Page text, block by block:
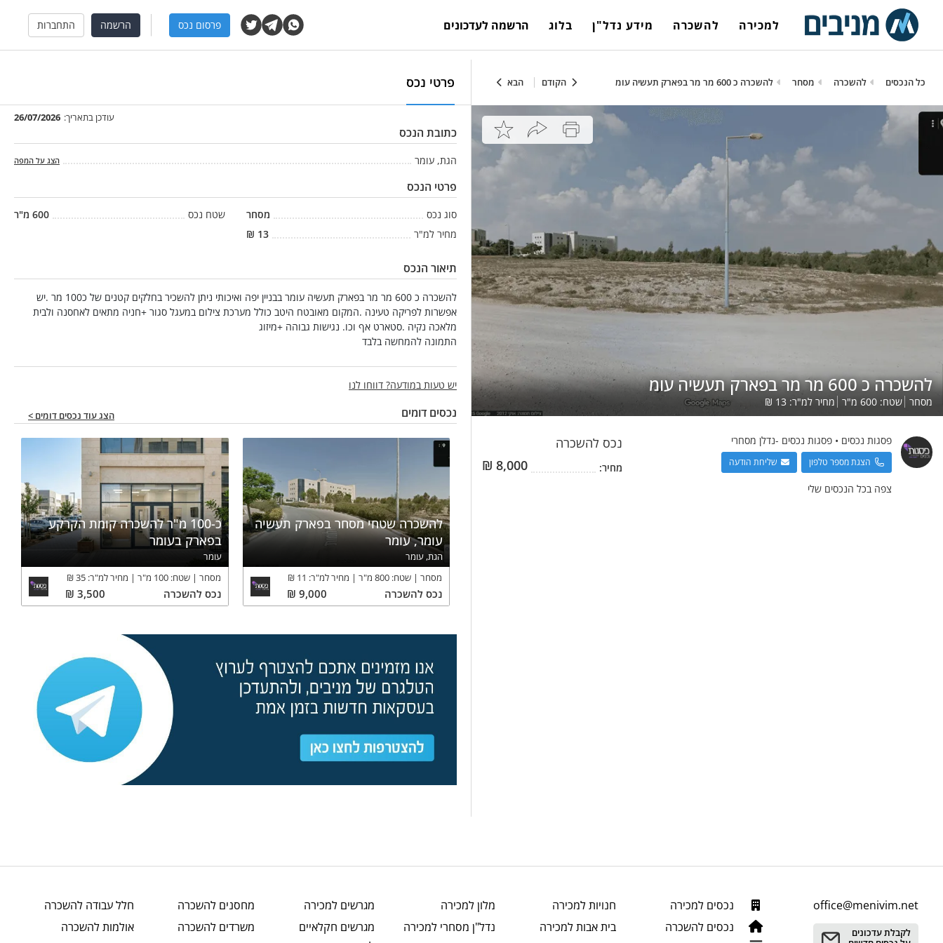
למכירה להשכרה מידע נדל"ן בלוג הרשמה לעדכונים פרסום נכס הרשמה התחברות
כל הנכסים להשכרה מסחר להשכרה כ 600 מר מר בפארק תעשיה עומ הקודם הבא
להשכרה כ 600 מר מר בפארק תעשיה עומ
מסחר שטח: 600 מ"ר מחיר למ"ר: 13
₪
פסגות נכסים • פסגות נכסים -נדלן מסחרי
הצגת מספר טלפון שליחת הודעה
צפה בכל הנכסים שלי
נכס להשכרה
מחיר: 8,000
₪
פרטי נכס
עודכן בתאריך: 26/07/2026
כתובת הנכס
הגת, עומר הצג על המפה
פרטי הנכס
סוג נכס מסחר שטח נכס 600 מ"ר
מחיר למ"ר
13
₪
תיאור הנכס
להשכרה כ 600 מר מר בפארק תעשיה עומר בבניין יפה ואיכותי ניתן להשכיר בחלקים קטנים של כ100 מר .יש
אפשרות לפריקה טעינה .המקום מאובטח היטב כולל מערכת צילום במעגל סגור +חניה מתאים לאחסנה ולבית
מלאכה נקיה .סטארט אף וכו. נגישות גבוהה +מיזוג
התמונה להמחשה בלבד
יש טעות במודעה? דווחו לנו
נכסים דומים הצג עוד נכסים דומים >
להשכרה שטחי מסחר בפארק תעשיה
עומר, עומר
הגת, עומר
מסחר
שטח: 800 מ"ר מחיר למ"ר: 11
₪
נכס להשכרה 9,000
₪
כ-100 מ"ר להשכרה קומת הקרקע
בפארק בעומר
עומר
מסחר
שטח:100 מ"ר מחיר למ"ר:35
₪
נכסלהשכרה 3,500
₪
office@menivim.net
לקבלת עדכונים
נכסים למכירה
נכסים להשכרה
חנויותלמכירה
בית אבותלמכירה
מלון למכירה
נדל"ן מסחרי למכירה
מגרשים למכירה
מגרשים חקלאיים
מחסנים להשכרה
משרדים להשכרה
חלל עבודה להשכרה
אולמותלהשכרה